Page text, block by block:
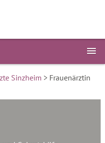
Sinzheim > Frauenärztin